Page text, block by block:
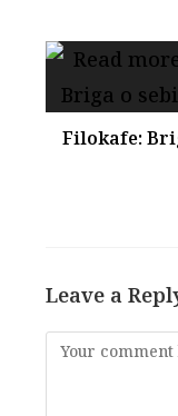
Filokafe:
Leave a
Comment